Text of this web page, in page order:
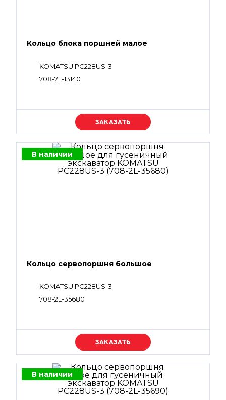
Кольцо блока поршней малое
KOMATSU PC228US-3
708-7L-13140
Уточняйте цену
В наличии
Кольцо сервопоршня большое
KOMATSU PC228US-3
708-2L-35680
Уточняйте цену
В наличии